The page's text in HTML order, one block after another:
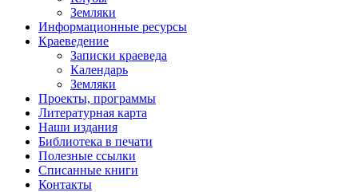
Земляки
Информационные ресурсы
Краеведение
Записки краеведа
Календарь
Земляки
Проекты, программы
Литературная карта
Наши издания
Библиотека в печати
Полезные ссылки
Списанные книги
Контакты